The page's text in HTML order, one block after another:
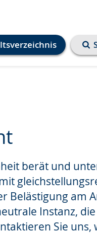
berät und
Belästigung am
Instanz,
Sie uns,